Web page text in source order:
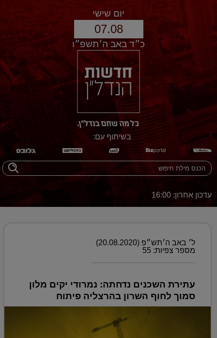
יום שישי
07.08
כ״ד באב ה׳תשפ״ו
בשיתוף עם:
עדכון אחרון: 16:00
ל׳ באב ה׳תש״פ (20.08.2020)
מספר צפיות: 55
עתירת השכנים נדחתה: נמרודי יקים מלון
סמוך לחוף השרון בהרצליה פיתוח